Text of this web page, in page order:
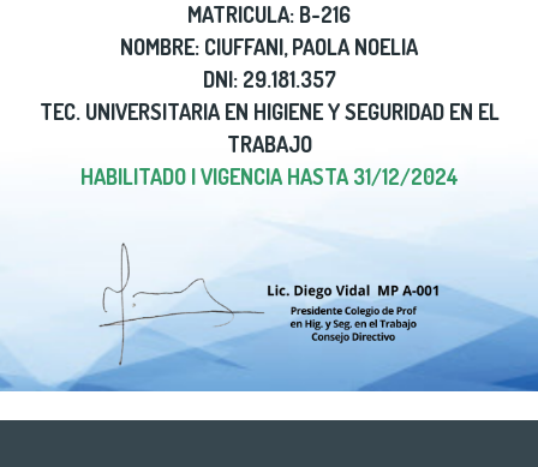
MATRICULA: B-216
NOMBRE: CIUFFANI, PAOLA NOELIA
DNI: 29.181.357
TEC. UNIVERSITARIA EN HIGIENE Y SEGURIDAD EN EL
TRABAJO
HABILITADO | VIGENCIA HASTA 31/12/2024